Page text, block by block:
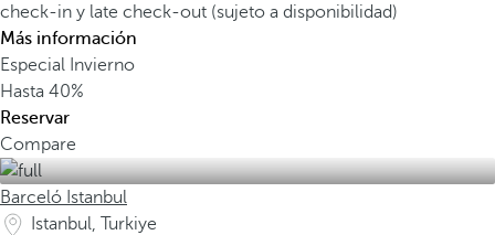
check-in y late check-out (sujeto a disponibilidad)
Más información
Especial Invierno
Hasta 40%
Reservar
Compare
Barceló Istanbul
Istanbul, Turkiye